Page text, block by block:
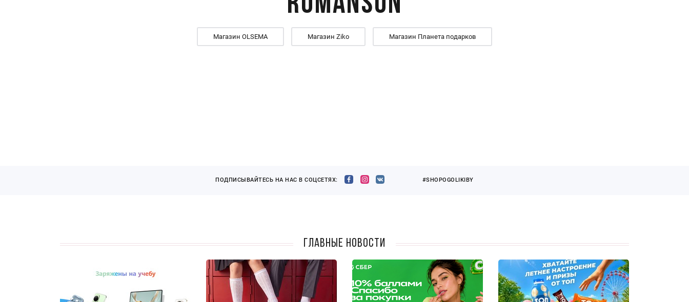
Магазин OLSEMA Магазин Ziko Магазин Планета подарков
ПОДПИСЫВАЙТЕСЬ НА НАС В СОЦСЕТЯХ: #SHOPOGOLIKIBY
Главные новости